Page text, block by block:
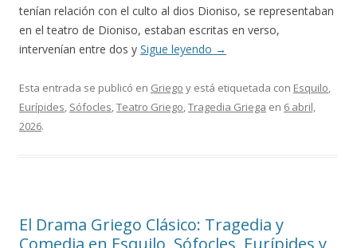
tenían relación con el culto al dios Dioniso, se representaban
en el teatro de Dioniso, estaban escritas en verso,
intervenían entre dos y Sigue leyendo →
Esta entrada se publicó en Griego y está etiquetada con Esquilo,
Eurípides, Sófocles,Teatro Griego,Tragedia Griega en 6 abril,
2026.
El Drama Griego Clásico: Tragedia y
Comedia en Esquilo, Sófocles, Eurípides y